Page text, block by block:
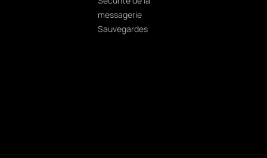
messagerie
Sauvegardes